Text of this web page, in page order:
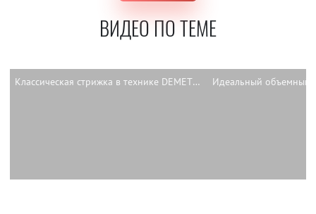
ВИДЕО ПО ТЕМЕ
Классическая стрижка в технике DEMETRIUS